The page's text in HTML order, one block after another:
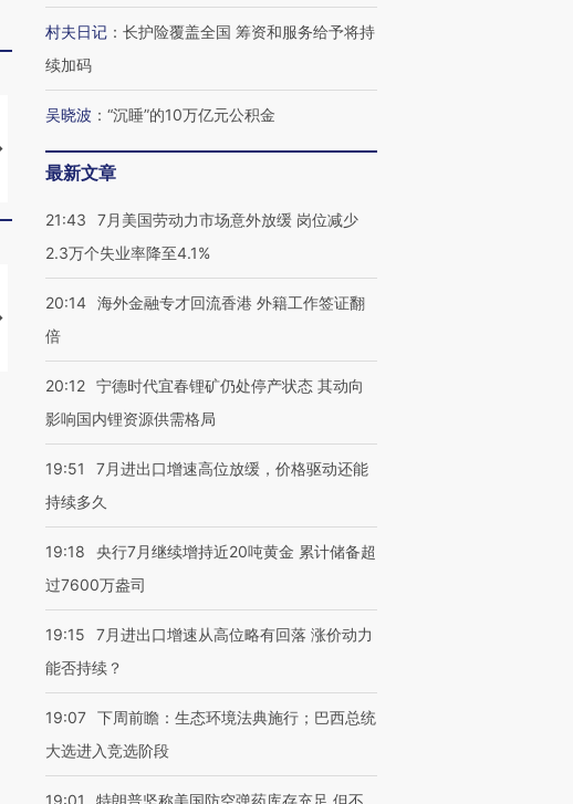
马航飞行员跨国走私7万
粒摇头丸 尿检体内含3种
视线｜被称为“蟑螂”的印
视线｜“入侵”还是“人道危
【推广】走进第四届链博
会，让数智科技“链”接产
有意思的生活方式·第三对
住三大增长引擎是什么？
村夫日记 ： 长护险覆盖全国 筹资和服务给予将持
续加码
吴晓波 ： “沉睡”的10万亿元公积金
最新文章
21:43
7月美国劳动力市场意外放缓 岗位减少
2.3万个失业率降至4.1%
20:14 海外金融专才回流香港 外籍工作签证翻
倍
20:12 宁德时代宜春锂矿仍处停产状态 其动向
影响国内锂资源供需格局
19:51
7月进出口增速高位放缓，价格驱动还能
持续多久
19:18
央行7月继续增持近20吨黄金 累计储备超
过7600万盎司
19:15
7月进出口增速从高位略有回落 涨价动力
能否持续？
19:07 下周前瞻：生态环境法典施行；巴西总统
大选进入竞选阶段
19:01
特朗普坚称美国防空弹药库存充足 但不